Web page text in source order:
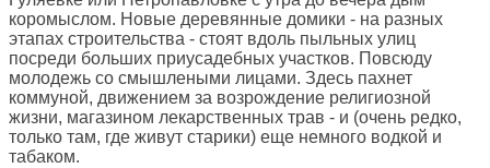
коромыслом. Новые деревянные домики - на разных
этапах строительства - стоят вдоль пыльных улиц
посреди больших приусадебных участков. Повсюду
молодежь со смышлеными лицами. Здесь пахнет
коммуной, движением за возрождение религиозной
жизни, магазином лекарственных трав - и (очень редко,
только там, где живут старики) еще немного водкой и
табаком.